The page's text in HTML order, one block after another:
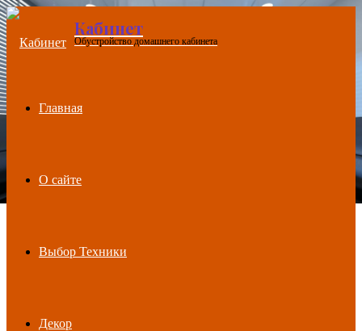
Menu
Кабинет
Обустройство домашнего кабинета
Главная
О сайте
Выбор Техники
Декор